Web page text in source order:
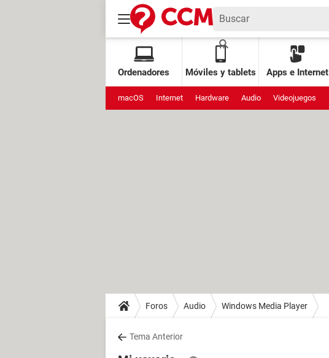
Ordenadores Móviles y tablets Apps e Internet
macOS Internet Hardware Audio Videojuegos
Foros Audio Windows Media Player
Tema Anterior